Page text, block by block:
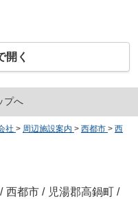
開く
プへ
社 > 周辺施設案内 > 西都市 > 西
/ 西都市 / 児湯郡高鍋町 /